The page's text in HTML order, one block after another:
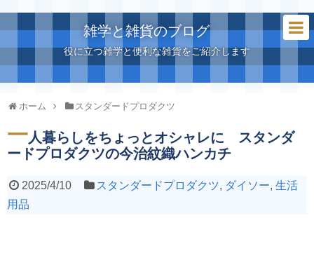
雑学と雑貨のブログ
役に立つ雑学と便利な雑貨をご紹介します
ホーム スタンダードプロダクツ
一人暮らしをちょっとオシャレに スタンダ
ードプロダクツの今治紋織ハンカチ
2025/4/10 スタンダードプロダクツ, ダイソー,生活
用品